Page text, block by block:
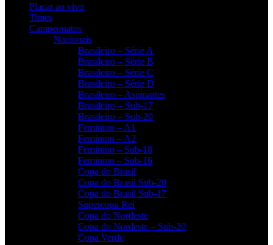
Placar ao vivo
Times
Campeonatos
Nacionais
Brasileiro – Série A
Brasileiro – Série B
Brasileiro – Série C
Brasileiro – Série D
Brasileiro – Aspirantes
Brasileiro – Sub-17
Brasileiro – Sub-20
Feminino – A1
Feminino – A2
Feminino – Sub-18
Feminino – Sub-16
Copa do Brasil
Copa do Brasil Sub-20
Copa do Brasil Sub-17
Supercopa Rei
Copa do Nordeste
Copa do Nordeste – Sub-20
Copa Verde